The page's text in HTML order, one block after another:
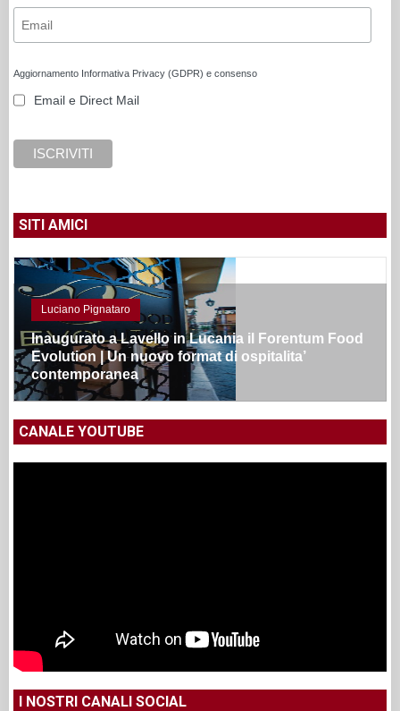
Aggiornamento Informativa Privacy (GDPR) e consenso
Email e Direct Mail
SITI AMICI
Luciano Pignataro
Inaugurato a Lavello in Lucania il Forentum Food
Evolution | Un nuovo format di ospitalita’
contemporanea
CANALE YOUTUBE
I NOSTRI CANALI SOCIAL